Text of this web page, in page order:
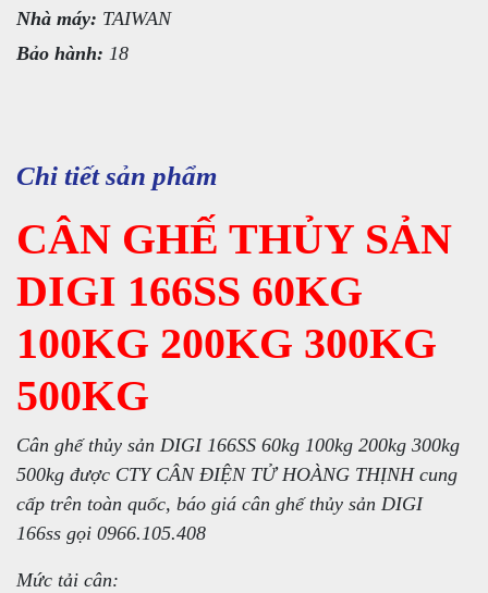
Nhà máy: TAIWAN
Bảo hành: 18
Chi tiết sản phẩm
CÂN GHẾ THỦY SẢN
DIGI 166SS 60KG
100KG 200KG 300KG
500KG
Cân ghế thủy sản DIGI 166SS 60kg 100kg 200kg 300kg
500kg được CTY CÂN ĐIỆN TỬ HOÀNG THỊNH cung
cấp trên toàn quốc, báo giá cân ghế thủy sản DIGI
166ss gọi 0966.105.408
Mức tải cân: